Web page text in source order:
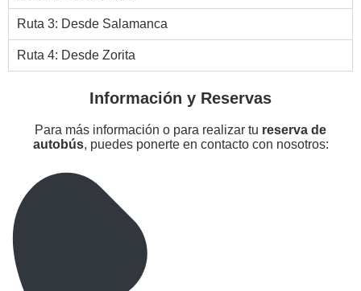
Ruta 3: Desde Salamanca
Ruta 4: Desde Zorita
Información y Reservas
Para más información o para realizar tu reserva de
autobús, puedes ponerte en contacto con nosotros: